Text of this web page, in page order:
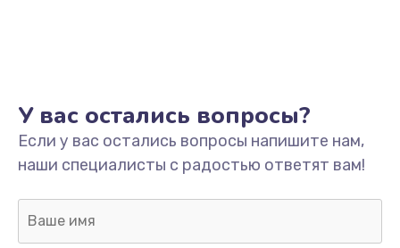
Замена процессора
1800 руб.
Замена системы охлаждения
У вас остались вопросы?
Если у вас остались вопросы напишите нам,
наши специалисты с радостью ответят вам!